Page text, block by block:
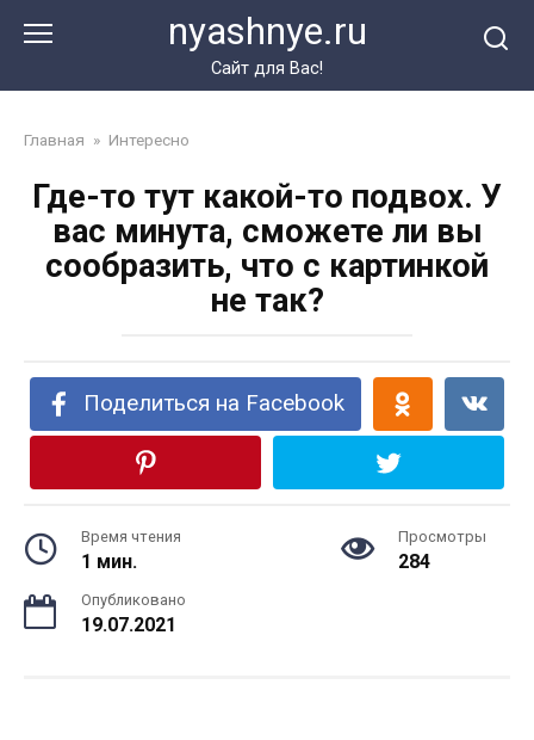
nyashnye.ru
Сайт для Вас!
Главная » Интересно
Где-то тут какой-то подвох. У
вас минута, сможете ли вы
сообразить, что с картинкой
не так?
Поделиться на Facebook
Время чтения
1 мин.
Просмотры
284
Опубликовано
19.07.2021